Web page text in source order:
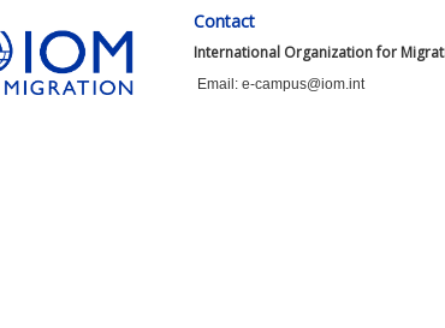
Contact
International Organization for
Email: e-campus@iom.int